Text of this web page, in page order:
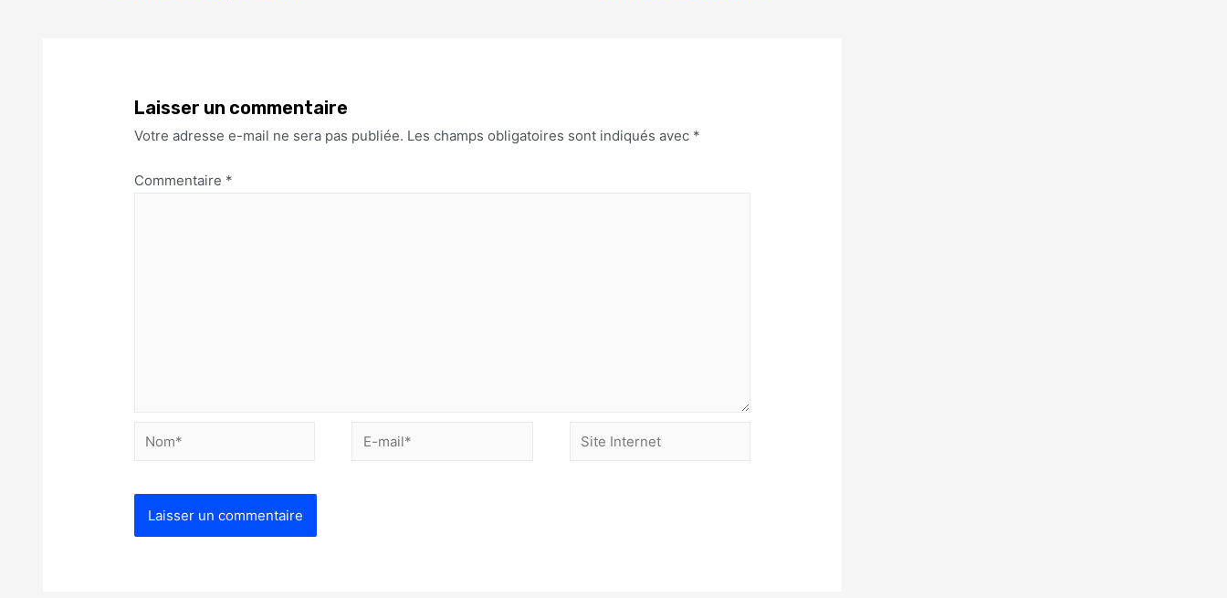
Laisser un commentaire
Votre adresse e-mail ne sera pas publiée. Les champs obligatoires sont indiqués avec *
Commentaire *